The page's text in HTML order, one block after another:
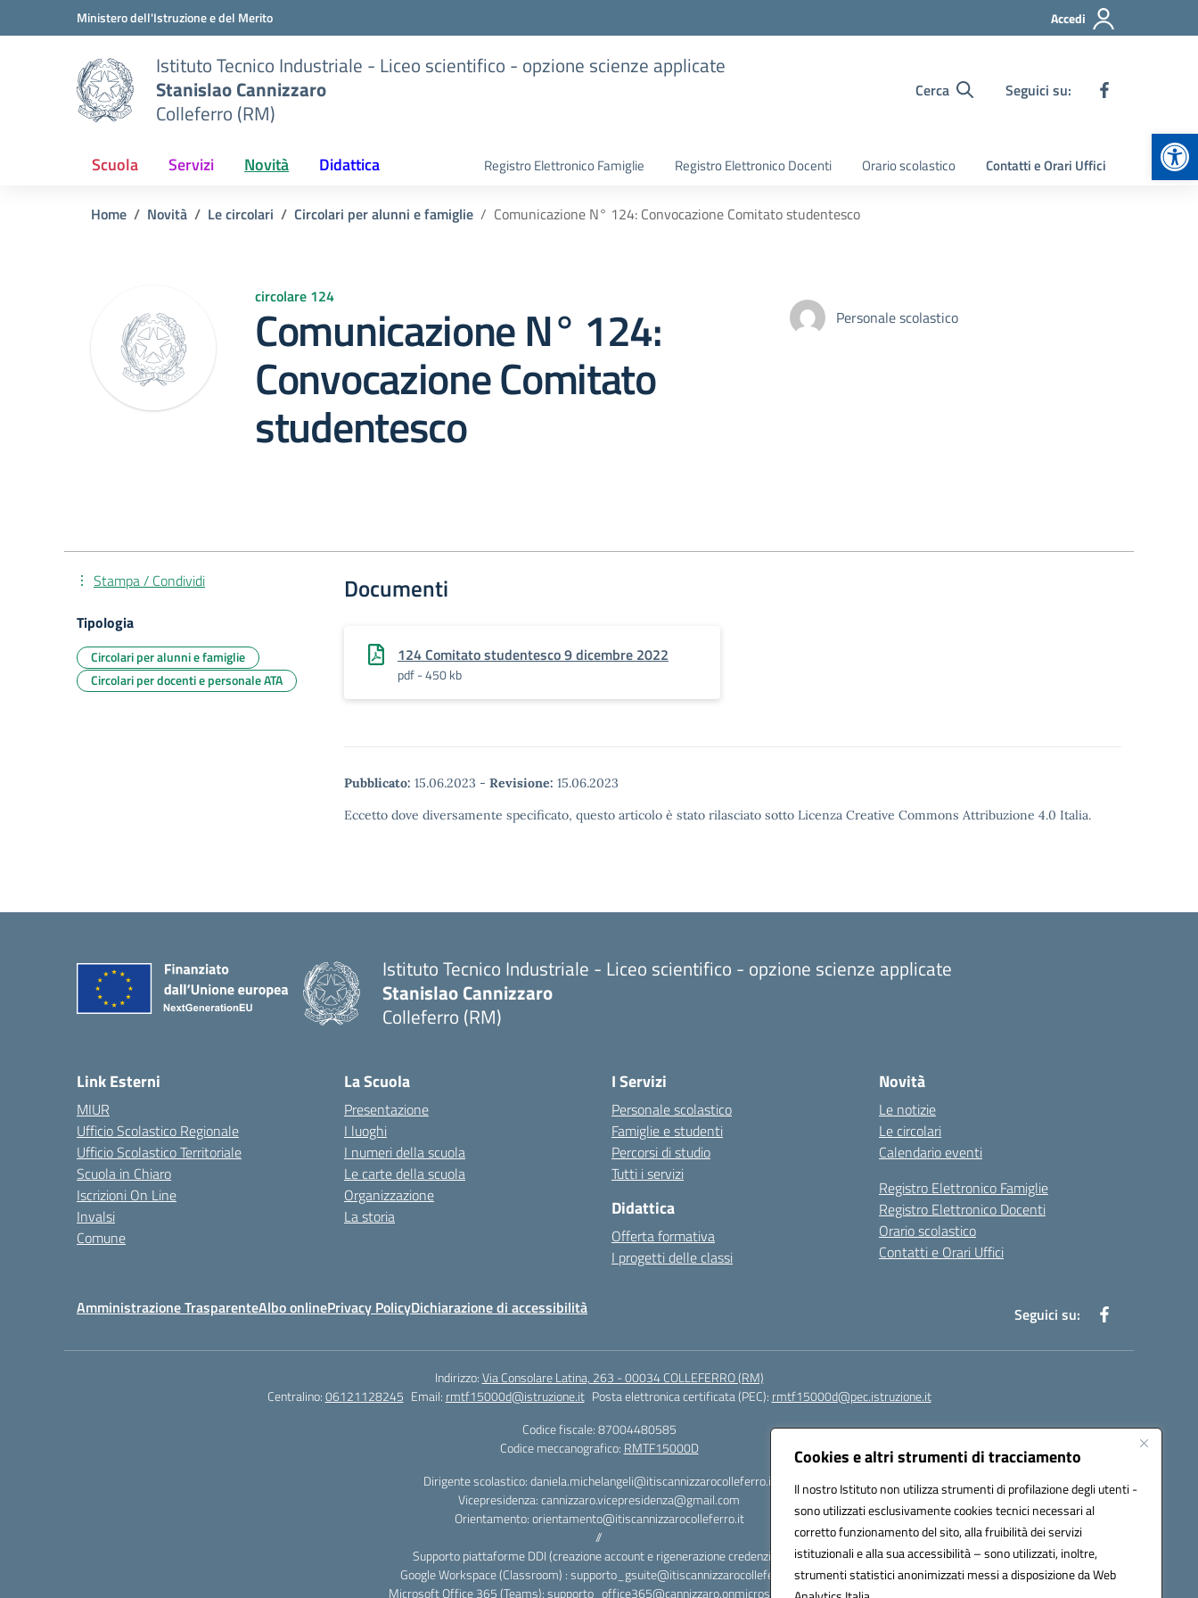
Cookies e altri strumenti di tracciamento
Il nostro Istituto non utilizza strumenti di profilazione degli utenti -
sono utilizzati esclusivamente cookies tecnici necessari al
corretto funzionamento del sito, alla fruibilità dei servizi
istituzionali e alla sua accessibilità – sono utilizzati, inoltre,
strumenti statistici anonimizzati messi a disposizione da Web
Vai ai contenuti
Vai al menu di navigazioneMinistero dell'Istruzione e del Merito Accedi
Istituto Tecnico Industriale - Liceo scientifico - opzione scienze applicate
Stanislao Cannizzaro
Colleferro (RM)
Cerca Seguici su:
Scuola Servizi Novità Didattica Registro Elettronico Famiglie Registro Elettronico Docenti Orario scolastico Contatti e Orari Uffici
Home Novità Le circolari Circolari per alunni e famiglie Comunicazione N° 124: Convocazione Comitato studentesco
circolare 124
Comunicazione N° 124:
Convocazione Comitato
studentesco
Personale scolastico
Documenti
124 Comitato studentesco 9 dicembre 2022
pdf - 450 kb
Pubblicato: 15.06.2023 - Revisione: 15.06.2023
Eccetto dove diversamente specificato, questo articolo è stato rilasciato sotto Licenza Creative Commons Attribuzione 4.0 Italia.
Stampa / Condividi
Tipologia
Circolari per alunni e famiglie
Circolari per docenti e personale ATA
Istituto Tecnico Industriale - Liceo scientifico - opzione scienze applicate
Stanislao Cannizzaro
Colleferro (RM)
Link Esterni
MIUR
Ufficio Scolastico Regionale
Ufficio Scolastico Territoriale
Scuola in Chiaro
Iscrizioni On Line
Invalsi
Comune
La Scuola
Presentazione
I luoghi
I numeri della scuola
Le carte della scuola
Organizzazione
La storia
I Servizi
Personale scolastico
Famiglie e studenti
Percorsi di studio
Tutti i servizi
Didattica
Offerta formativa
I progetti delle classi
Novità
Le notizie
Le circolari
Calendario eventi
Registro Elettronico Famiglie
Registro Elettronico Docenti
Orario scolastico
Contatti e Orari Uffici
Amministrazione TrasparenteAlbo onlinePrivacy PolicyDichiarazione di accessibilità Seguici su:
Indirizzo:Via Consolare Latina, 263 - 00034 COLLEFERRO (RM)
Centralino:06121128245 Email: rmtf15000d@istruzione.it Posta elettronica certificata (PEC): rmtf15000d@pec.istruzione.it
Codice fiscale: 87004480585
Codice meccanografico: RMTF15000D
Dirigente scolastico: daniela.michelangeli@itiscannizzarocolleferro.it
Vicepresidenza: cannizzaro.vicepresidenza@gmail.com
Orientamento: orientamento@itiscannizzarocolleferro.it
//
Supporto piattaforme DDI (creazione account e rigenerazione credenziali)
Google Workspace (Classroom) : supporto_gsuite@itiscannizzarocolleferro.it
Microsoft Office 365 (Teams): supporto_office365@cannizzaro.onmicrosoft.com